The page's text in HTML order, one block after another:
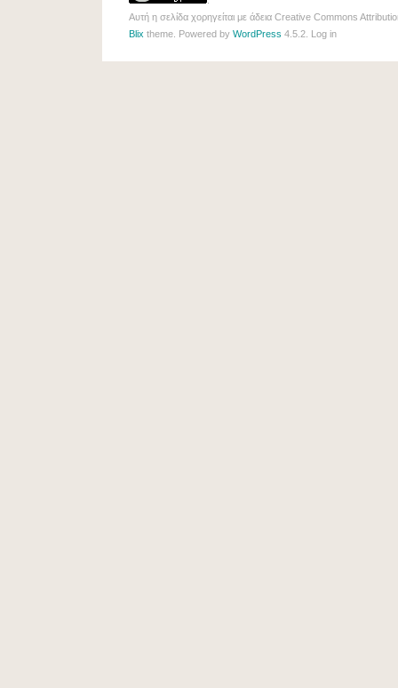
Αυτή η σελίδα χορηγείται με άδεια Creative Commons
Blix theme. Powered by WordPress 4.5.2. Log in